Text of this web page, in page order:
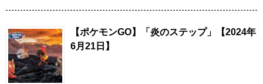
【ポケモンGO】「炎のステップ」【2024年
6月21日】